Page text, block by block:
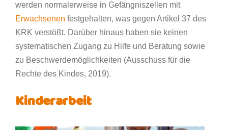
werden normalerweise in Gefängniszellen mit
Erwachsenen festgehalten, was gegen Artikel 37 des
KRK verstößt. Darüber hinaus haben sie keinen
systematischen Zugang zu Hilfe und Beratung sowie
zu Beschwerdemöglichkeiten (Ausschuss für die
Rechte des Kindes, 2019).
Kinderarbeit